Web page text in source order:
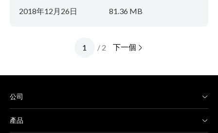
2018年12月26日
81.36 MB
/ 2 下一個
公司
產品